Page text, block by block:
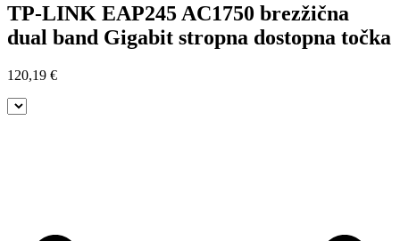
TP-LINK EAP245 AC1750 brezžična
dual band Gigabit stropna dostopna točka
120,19 €